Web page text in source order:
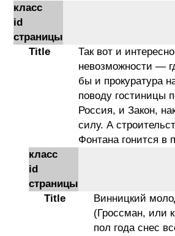
класс
id
страницы
Title
Так вот и
невозможности —
бы и прокуратура
поводу гостиницы
Россия, и Закон,
силу. А
Фонтана гонится в
класс
id
страницы
Title
Винницкий
(Гроссман, или
пол года снес